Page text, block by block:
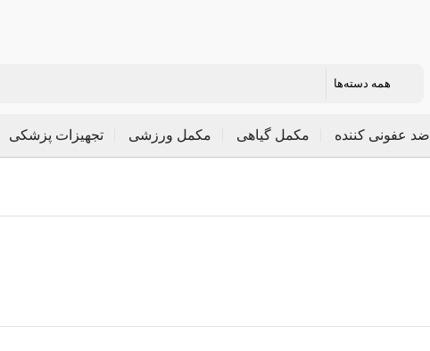
تجهیزات پزشکی مکمل ورزشی مکمل گیاهی ضد عفونی کننده